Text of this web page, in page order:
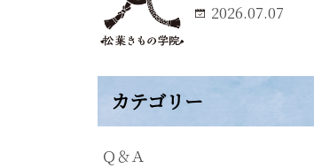
2026.07.07
カテゴリー
Ｑ＆Ａ